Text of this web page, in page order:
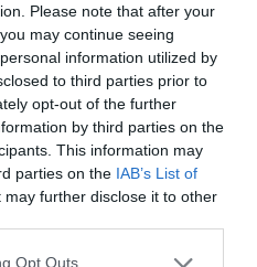
Please note that after your
may continue seeing
information utilized by
to third parties prior to
opt-out of the further
by third parties on the
This information may
parties on the IAB’s List of
may further disclose it to other
uses one or more Google
Opt Outs
ΔΙΕΘΝΟΥΣ ΠΟΛΙΤΙΚΗΣ &